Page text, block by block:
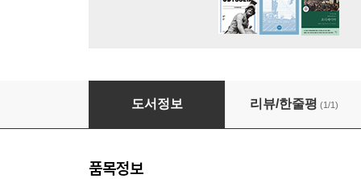
선주민이 쓴 미국사
도서정보 리뷰/한줄평 (1/1)
품목정보